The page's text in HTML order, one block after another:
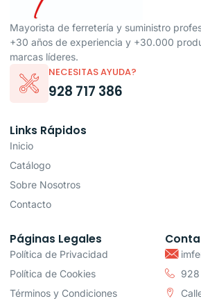
Mayorista de ferretería y suministro
+30 años de experiencia y +30.000
marcas líderes.
NECESITAS AYUDA?
928 717 386
Links Rápidos
Inicio
Catálogo
Sobre Nosotros
Contacto
Páginas Legales
Política de Privacidad
Política de Cookies
Términos y Condiciones
928